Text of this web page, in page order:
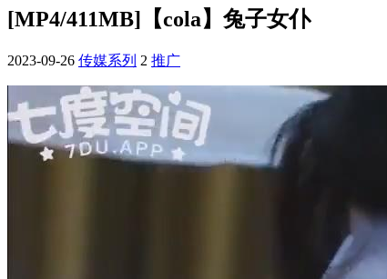
[MP4/411MB]【cola】兔子女仆
2023-09-26 传媒系列 2 推广